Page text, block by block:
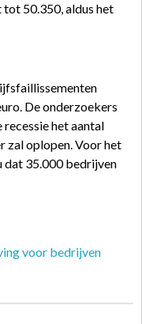
tot 50.350, aldus het
De onderzoekers
het aantal
zal oplopen. Voor het
dat 35.000 bedrijven
voor bedrijven